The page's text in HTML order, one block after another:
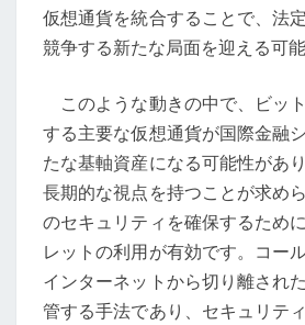
影
仮想通貨を統合することで、法
競争する新たな局面を迎える可能
このような動きの中で、ビッ
する主要な仮想通貨が国際金融
たな基軸資産になる可能性があ
長期的な視点を持つことが求め
のセキュリティを確保するため
レットの利用が有効です。コー
インターネットから切り離され
管する手法であり、セキュリテ